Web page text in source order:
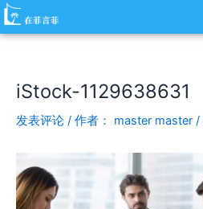
跳
至
iStock-1129638631
发表评论 / 作者： master master /
Post
navigation